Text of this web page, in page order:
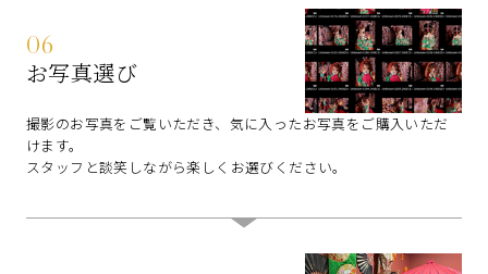
06
お写真選び
撮影のお写真をご覧いただき、気に入ったお写真をご購入いただ
けます。
スタッフと談笑しながら楽しくお選びください。